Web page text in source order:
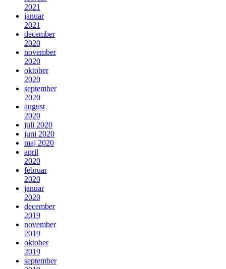
2021
januar
2021
december
2020
november
2020
oktober
2020
september
2020
august
2020
juli 2020
juni 2020
maj 2020
april
2020
februar
2020
januar
2020
december
2019
november
2019
oktober
2019
september